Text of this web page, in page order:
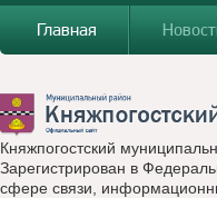
Главная
Княжпогостский
Зарегистрирован в
сфере связи,